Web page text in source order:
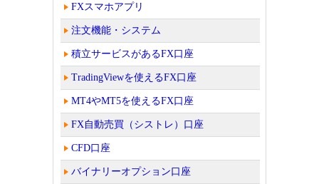
FXスマホアプリ
注文機能・システム
積立サービスがあるFX口座
TradingViewを使えるFX口座
MT4やMT5を使えるFX口座
FX自動売買（シストレ）口座
CFD口座
バイナリーオプション口座